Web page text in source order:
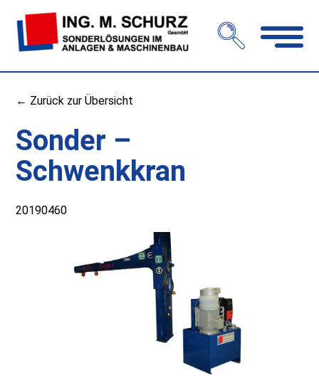
← Zurück zur Übersicht
Sonder –
Schwenkkran
20190460